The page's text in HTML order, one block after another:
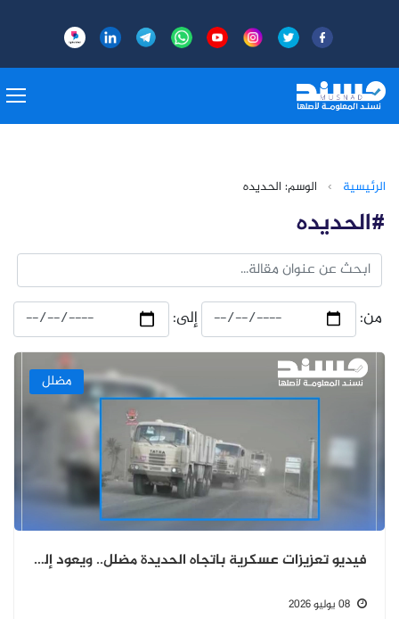
الرئيسية › الوسم: الحديده
#الحديده
من: إلى:
مضلل
فيديو تعزيزات عسكرية باتجاه الحديدة مضلل.. ويعود إلى عام 2018